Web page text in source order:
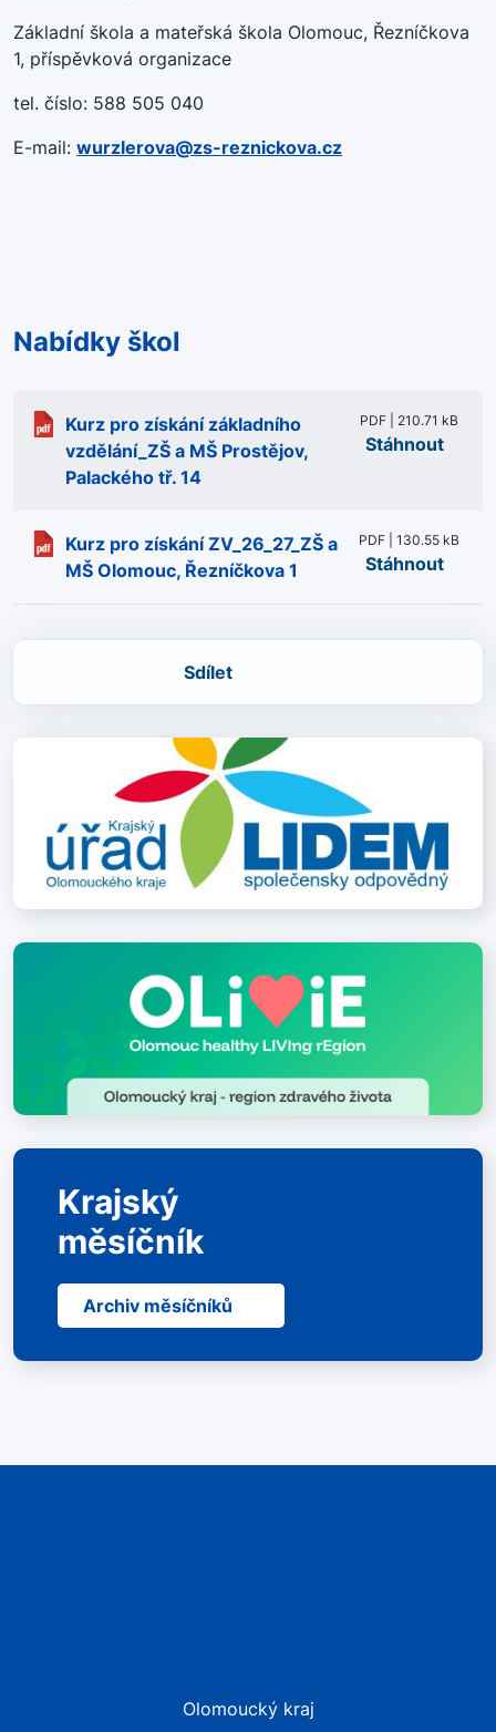
Základní škola a mateřská škola Olomouc, Řezníčkova
1, příspěvková organizace
tel. číslo: 588 505 040
E-mail: wurzlerova@zs-reznickova.cz
Nabídky škol
Kurz pro získání základního
vzdělání_ZŠ a MŠ Prostějov,
Palackého tř. 14
PDF | 210.71 kB
Stáhnout
Kurz pro získání ZV_26_27_ZŠ a
MŠ Olomouc, Řezníčkova 1
PDF | 130.55 kB
Stáhnout
Sdílet
Krajský
měsíčník
Archiv měsíčníků
Olomoucký kraj